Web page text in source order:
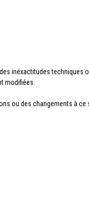
inéxactitudes techniques
modifiées.
ou des changements à ce